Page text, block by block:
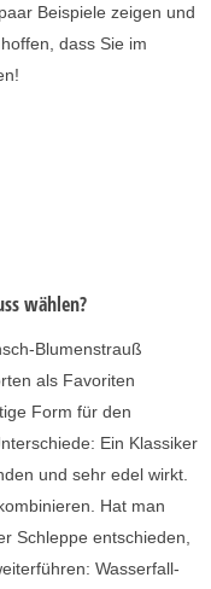
Beispiele zeigen und
dass Sie im
wählen?
Blumenstrauß
als Favoriten
Form für den
Ein Klassiker
und sehr edel wirkt.
Hat man
Schleppe entschieden,
Wasserfall-